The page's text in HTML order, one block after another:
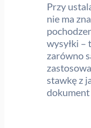
Przy
nie ma
wysyłki –
zarówno
stawkę z
dokument